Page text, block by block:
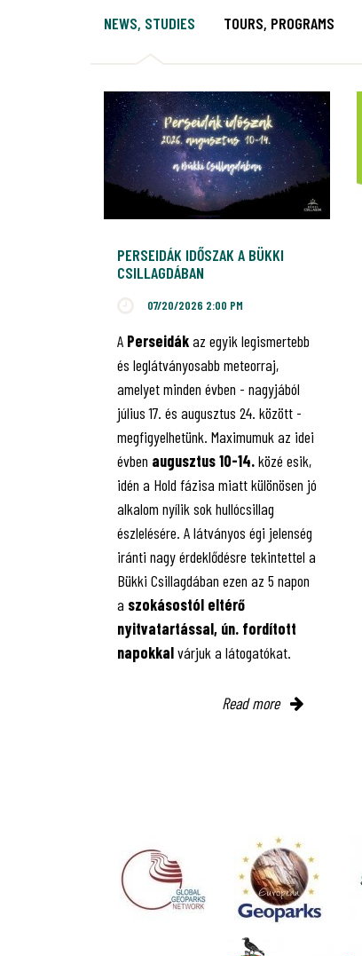
NEWS, STUDIES TOURS, PROGRAMS
PERSEIDÁK IDŐSZAK A BÜKKI
CSILLAGDÁBAN
07/20/2026 2:00 PM
A Perseidákaz egyik legismertebb
és leglátványosabb meteorraj,
amelyet minden évben - nagyjából
július 17. és augusztus 24. között -
megfigyelhetünk. Maximumuk az idei
évben augusztus 10-14.közé esik,
idén a Hold fázisa miatt különösen jó
alkalom nyílik sok hullócsillag
észlelésére. A látványos égi jelenség
iránti nagy érdeklődésre tekintettel a
Bükki Csillagdában ezen az 5 napon
a szokásostól eltérő
nyitvatartással, ún. fordított
napokkalvárjuk a látogatókat.
Read more